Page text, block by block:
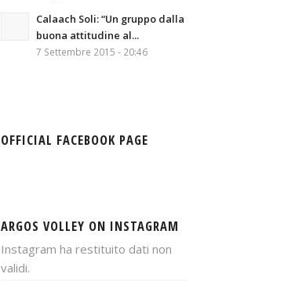
Calaach Soli: “Un gruppo dalla
buona attitudine al...
7 Settembre 2015 - 20:46
OFFICIAL FACEBOOK PAGE
ARGOS VOLLEY ON INSTAGRAM
Instagram ha restituito dati non
validi.